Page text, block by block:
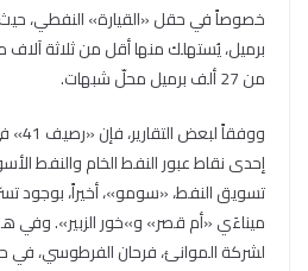
برميل، يُستهلك منها أقل من ثلاثة آلاف
من 27 ألف برميل محلّ شبهات.
إحدى نقاط عبور النفط الخام والنفط
تسويق النفط، «سومو»، أخيراً، بوجود
ميناءَي «أم قصر» و»خور الزبير». وفي
لشركة الموانئ، فرحان الفرطوسي، في